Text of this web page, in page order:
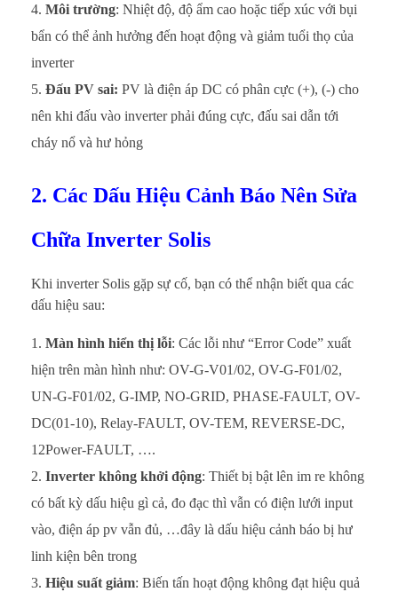
Môi trường: Nhiệt độ, độ ẩm cao hoặc tiếp xúc với bụi
bẩn có thể ảnh hưởng đến hoạt động và giảm tuổi thọ của
inverter
Đấu PV sai: PV là điện áp DC có phân cực (+), (-) cho
nên khi đấu vào inverter phải đúng cực, đấu sai dẫn tới
cháy nổ và hư hỏng
2. Các Dấu Hiệu Cảnh Báo Nên Sửa
Chữa Inverter Solis
Khi inverter Solis gặp sự cố, bạn có thể nhận biết qua các
dấu hiệu sau:
Màn hình hiển thị lỗi: Các lỗi như “Error Code” xuất
hiện trên màn hình như: OV-G-V01/02, OV-G-F01/02,
UN-G-F01/02, G-IMP, NO-GRID, PHASE-FAULT, OV-
DC(01-10), Relay-FAULT, OV-TEM, REVERSE-DC,
12Power-FAULT, ….
Inverter không khởi động: Thiết bị bật lên im re không
có bất kỳ dấu hiệu gì cả, đo đạc thì vẫn có điện lưới input
vào, điện áp pv vẫn đủ, …đây là dấu hiệu cảnh báo bị hư
linh kiện bên trong
Hiệu suất giảm: Biến tấn hoạt động không đạt hiệu quả